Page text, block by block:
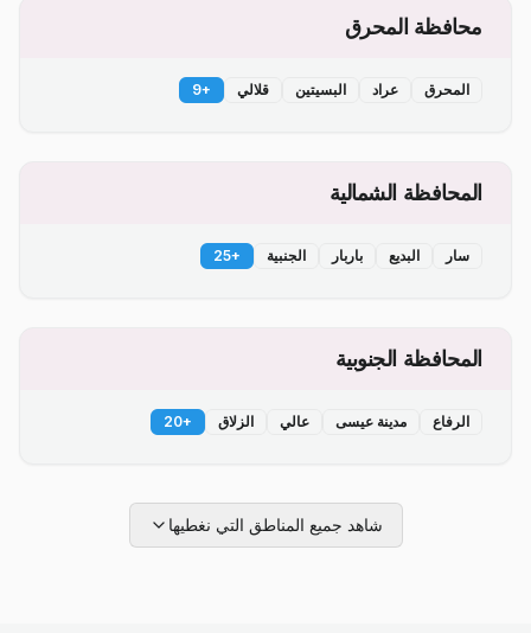
محافظة المحرق
المحرق عراد البسيتين قلالي +
9
المحافظة الشمالية
سار البديع باربار الجنبية +
25
المحافظة الجنوبية
الرفاع مدينة عيسى عالي الزلاق +
20
شاهد جميع المناطق التي نغطيها